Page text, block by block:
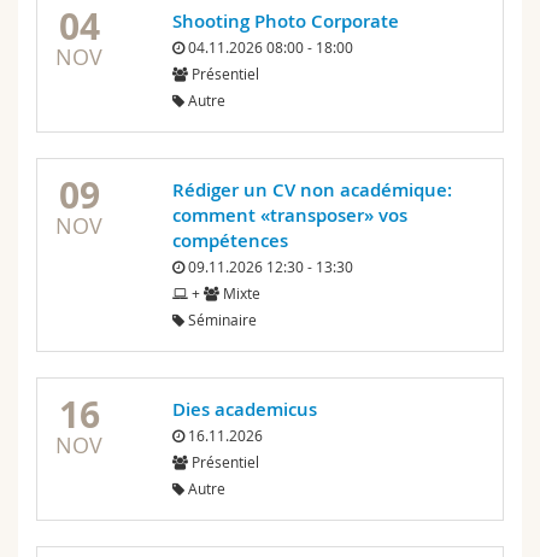
04
NOV
Shooting Photo Corporate
04.11.2026 08:00 - 18:00
Présentiel
Autre
09
NOV
Rédiger un CV non académique:
comment «transposer» vos
compétences
09.11.2026 12:30 - 13:30
+
Mixte
Séminaire
16
NOV
Dies academicus
16.11.2026
Présentiel
Autre